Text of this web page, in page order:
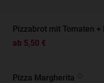
Pizzabrot mit Tomaten +
ab 5,50 €
Pizza Margherita